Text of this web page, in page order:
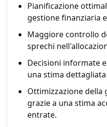
Pianificazione
gestione finanziaria
Maggiore controllo
sprechi
Decisioni informate
una stima
Ottimizzazione della
grazie a una stima
entrate.